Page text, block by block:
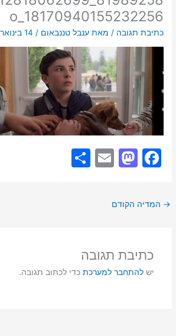
18170940155232256_o
כתיבת תגובה / מאתענבל טננבאום/ 14 בינואר 2020
F
e
o
o
M
o
o
n
E
→ המדיה הקודם
כתיבת תגובה
יש להתחבר למערכתכדי לכתוב תגובה.